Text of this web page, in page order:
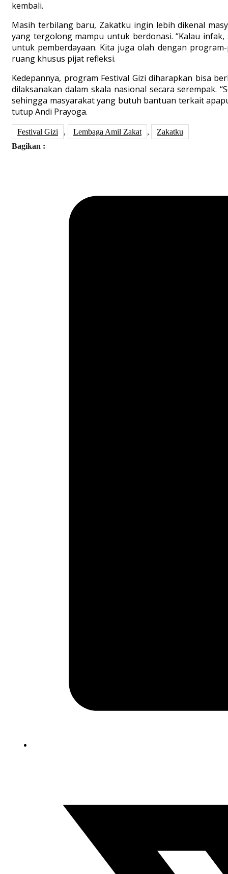
kembali.
Masih terbilang baru, Zakatku ingin lebih dikenal
yang tergolong mampu untuk berdonasi. “Kalau
untuk pemberdayaan. Kita juga olah dengan
ruang khusus pijat refleksi.
Kedepannya, program Festival Gizi diharapkan bisa
dilaksanakan dalam skala nasional secara serempak.
sehingga masyarakat yang butuh bantuan terkait
tutup Andi Prayoga.
Festival Gizi , Lembaga Amil Zakat ,
Zakatku
Bagikan :